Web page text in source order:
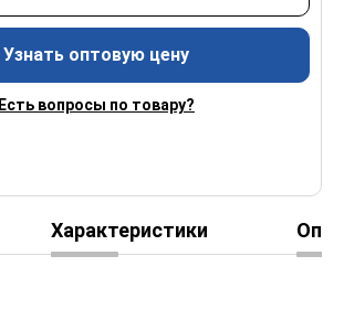
Узнать оптовую цену
Есть вопросы по товару?
Характеристики